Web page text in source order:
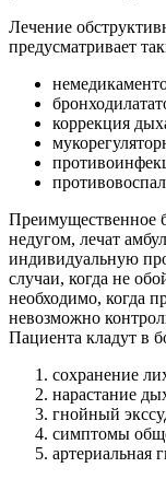
Лечение
предусматривает
коррекция
Преимущественное
недугом, лечат
индивидуальную
случаи, когда не
необходимо, когда
невозможно
Пациента кладут в
сохранение
нарастание
гнойный
симптомы
артериальная